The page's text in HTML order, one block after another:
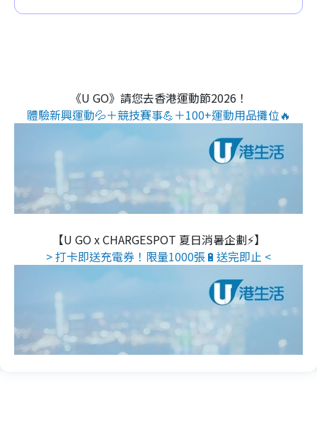
《U GO》請您去香港運動節2026！
體驗新興運動💦＋競技賽事💪＋100+運動用品攤位🔥
【U GO x CHARGESPOT 夏日消暑企劃⚡】
> 打卡即送充電券！限量1000張🔋送完即止 <